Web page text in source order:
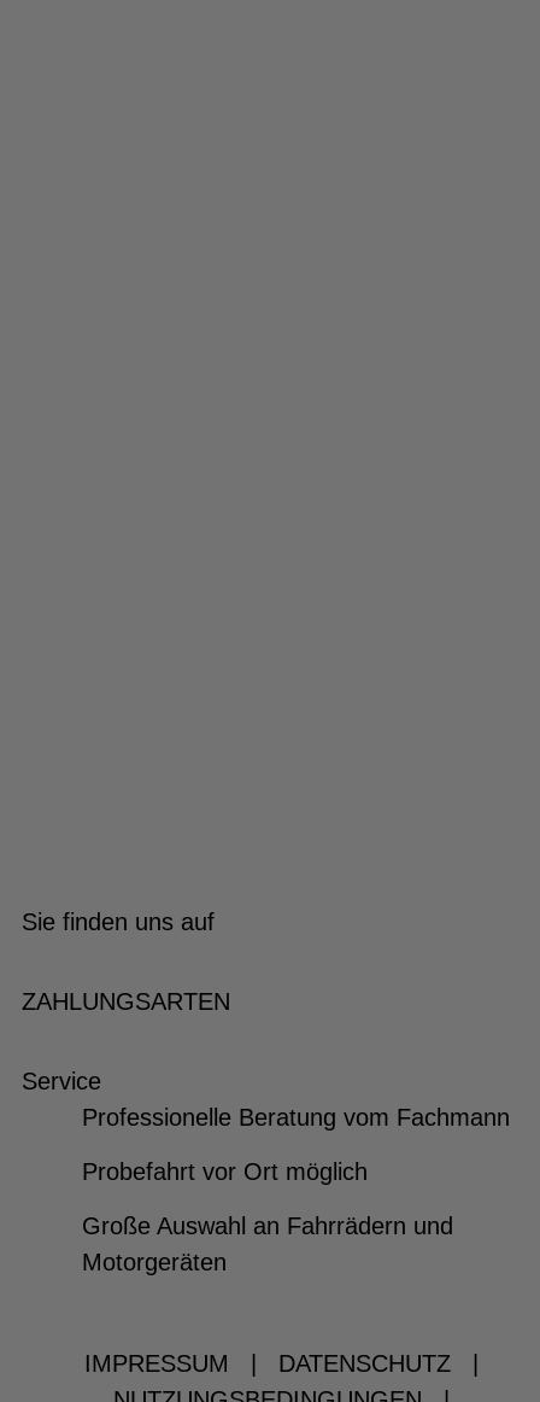
Sie finden uns auf
ZAHLUNGSARTEN
Service
Professionelle Beratung vom Fachmann
Probefahrt vor Ort möglich
Große Auswahl an Fahrrädern und
Motorgeräten
IMPRESSUM DATENSCHUTZ